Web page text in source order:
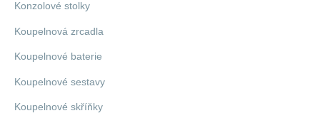
Konzolové stolky
Koupelnová zrcadla
Koupelnové baterie
Koupelnové sestavy
Koupelnové skříňky